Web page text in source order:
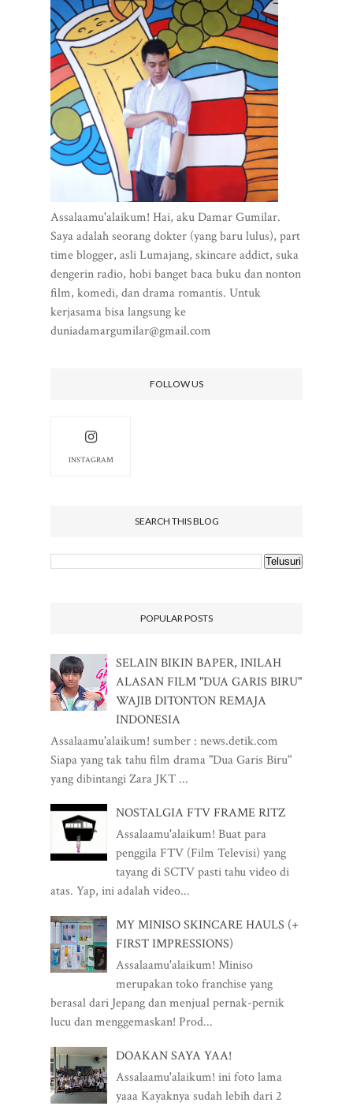
Assalaamu'alaikum! Hai, aku Damar Gumilar.
Saya adalah seorang dokter (yang baru lulus), part
time blogger, asli Lumajang, skincare addict, suka
dengerin radio, hobi banget baca buku dan nonton
film, komedi, dan drama romantis. Untuk
kerjasama bisa langsung ke
duniadamargumilar@gmail.com
FOLLOW US
INSTAGRAM
SEARCH THIS BLOG
POPULAR POSTS
SELAIN BIKIN BAPER, INILAH
ALASAN FILM "DUA GARIS BIRU"
WAJIB DITONTON REMAJA
INDONESIA
Assalaamu'alaikum! sumber : news.detik.com
Siapa yang tak tahu film drama "Dua Garis Biru"
yang dibintangi Zara JKT ...
NOSTALGIA FTV FRAME RITZ
Assalaamu'alaikum! Buat para
penggila FTV (Film Televisi) yang
tayang di SCTV pasti tahu video di
atas. Yap, ini adalah video...
MY MINISO SKINCARE HAULS (+
FIRST IMPRESSIONS)
Assalaamu'alaikum! Miniso
merupakan toko franchise yang
berasal dari Jepang dan menjual pernak-pernik
lucu dan menggemaskan! Prod...
DOAKAN SAYA YAA!
Assalaamu'alaikum! ini foto lama
yaaa Kayaknya sudah lebih dari 2